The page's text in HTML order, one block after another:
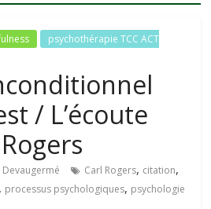
psychothérapie TCC ACT
/ L’écoute
Devaugermé Carl Rogers, citation,
, processus psychologiques, psychologie